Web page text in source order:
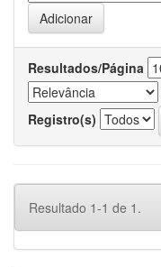
Resultados/Página
Registro(s)
Resultado 1-1 de 1.